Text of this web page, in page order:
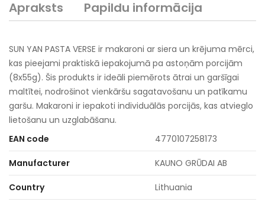
Apraksts Papildu informācija
SUN YAN PASTA VERSE ir makaroni ar siera un krējuma mērci,
kas pieejami praktiskā iepakojumā pa astoņām porcijām
(8x55g). Šis produkts ir ideāli piemērots ātrai un garšīgai
maltītei, nodrošinot vienkāršu sagatavošanu un patīkamu
garšu. Makaroni ir iepakoti individuālās porcijās, kas atvieglo
lietošanu un uzglabāšanu.
EAN code
4770107258173
Manufacturer KAUNO GRŪDAI AB
Country Lithuania